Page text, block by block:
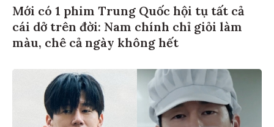
Mới có 1 phim Trung Quốc hội tụ tất cả
cái dở trên đời: Nam chính chỉ giỏi làm
màu, chê cả ngày không hết